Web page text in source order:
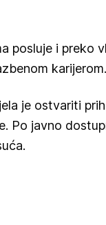
posluje i preko
karijerom.
je ostvariti
Po javno